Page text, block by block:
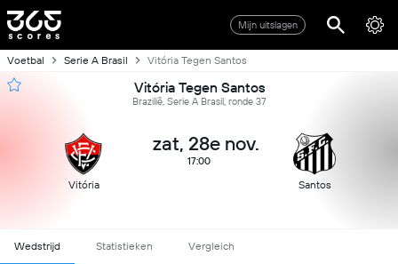
Mijn uitslagen
Voetbal Serie A Brasil Vitória Tegen Santos
Vitória Tegen Santos
Brazilië, Serie A Brasil, ronde 37
Vitória
zat, 28e nov.
17:00
Santos
Wedstrijd Statistieken Vergleich